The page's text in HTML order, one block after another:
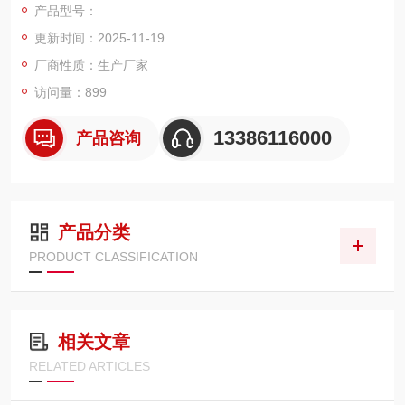
2.四键操作－更方便用户设置
3.背亮液晶显示屏－使屏幕更加清晰明亮，方便用户读取称量结
4.180°旋转仪表上盖－可根据客户需求调整安装方式
所的需要
产品型号：
更新时间：2025-11-19
厂商性质：生产厂家
访问量：899
产品咨询 13386116000
产品分类
PRODUCT CLASSIFICATION
相关文章
RELATED ARTICLES